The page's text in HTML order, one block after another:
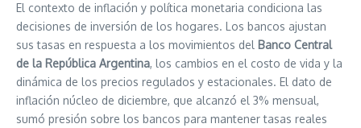
El contexto de inflación y política monetaria condiciona las
decisiones de inversión de los hogares. Los bancos ajustan
sus tasas en respuesta a los movimientos del Banco Central
de la República Argentina, los cambios en el costo de vida y la
dinámica de los precios regulados y estacionales. El dato de
inflación núcleo de diciembre, que alcanzó el 3% mensual,
sumó presión sobre los bancos para mantener tasas reales